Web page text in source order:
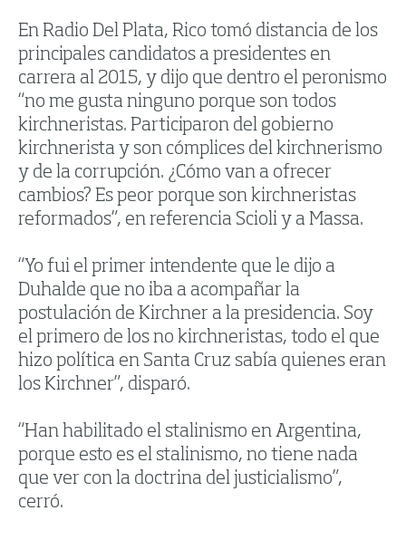
En Radio Del Plata, Rico tomó distancia de los
principales candidatos a presidentes en
carrera al 2015, y dijo que dentro el peronismo
“no me gusta ninguno porque son todos
kirchneristas. Participaron del gobierno
kirchnerista y son cómplices del kirchnerismo
y de la corrupción. ¿Cómo van a ofrecer
cambios? Es peor porque son kirchneristas
reformados”, en referencia Scioli y a Massa.
“Yo fui el primer intendente que le dijo a
Duhalde que no iba a acompañar la
postulación de Kirchner a la presidencia. Soy
el primero de los no kirchneristas, todo el que
hizo política en Santa Cruz sabía quienes eran
los Kirchner”, disparó.
“Han habilitado el stalinismo en Argentina,
porque esto es el stalinismo, no tiene nada
que ver con la doctrina del justicialismo”,
cerró.